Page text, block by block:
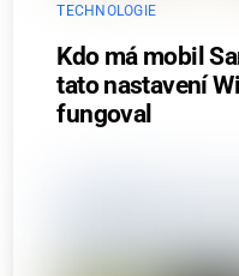
TECHNOLOGIE
Kdo má mobil
tato nastavení
fungoval